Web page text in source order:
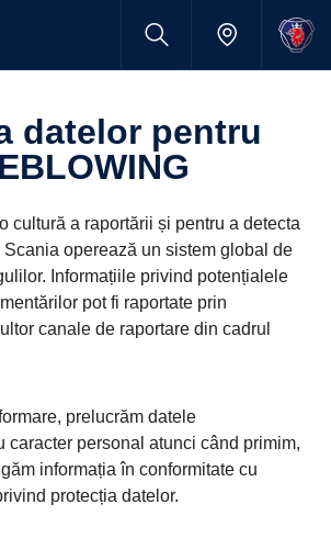
cultură a raportării și pentru a detecta
operează un sistem global de
Informațiile privind potențialele
pot fi raportate prin
canale de raportare din cadrul
prelucrăm datele
caracter personal atunci când primim,
informația în conformitate cu
protecția datelor.